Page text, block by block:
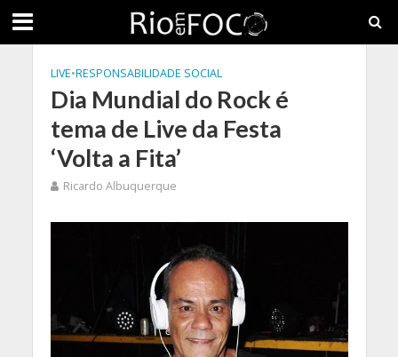
LIVE•RESPONSABILIDADE SOCIAL
Dia Mundial do Rock é
tema de Live da Festa
‘Volta a Fita’
Ricardo Albuquerque